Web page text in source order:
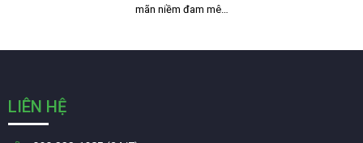
mãn niềm đam mê…
LIÊN HỆ